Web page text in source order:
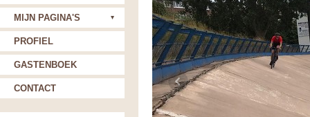
MIJN PAGINA'S
PROFIEL
GASTENBOEK
CONTACT